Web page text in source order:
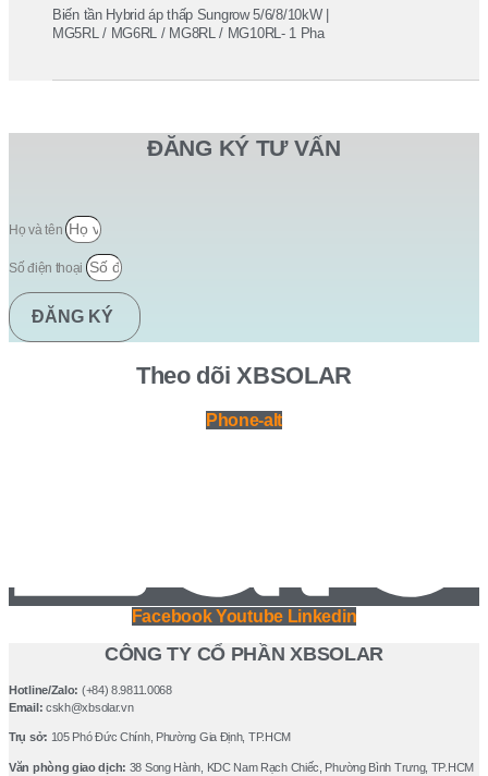
Biến tần Hybrid áp thấp Sungrow 5/6/8/10kW |
MG5RL / MG6RL / MG8RL / MG10RL- 1 Pha
ĐĂNG KÝ TƯ VẤN
Họ và tên
Số điện thoại
ĐĂNG KÝ
Theo dõi XBSOLAR
Phone-alt
Facebook Youtube Linkedin
CÔNG TY CỔ PHẦN XBSOLAR
Hotline/Zalo: (+84) 8.9811.0068
Email: cskh@xbsolar.vn
Trụ sở: 105 Phó Ðức Chính, Phường Gia Ðịnh, TP.HCM
Văn phòng giao dịch: 38 Song Hành, KDC Nam Rạch Chiếc, Phường Bình Trưng, TP.HCM